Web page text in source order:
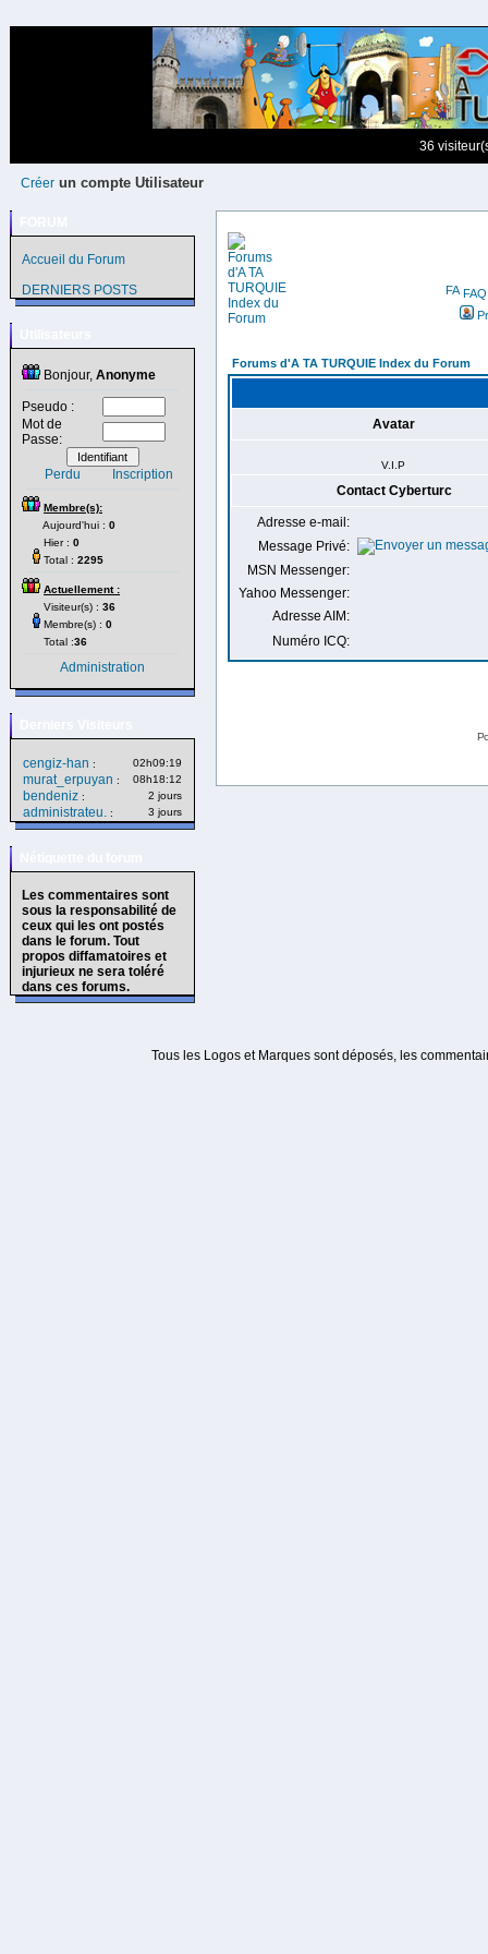
36
Créer un compte Utilisateur
Accueil du Forum
DERNIERS POSTS
Bonjour, Anonyme
Pseudo :
Mot de
Passe:
Perdu Inscription
Membre(s):
Aujourd'hui : 0
Hier : 0
Total : 2295
Actuellement :
Visiteur(s) : 36
Membre(s) : 0
Total :36
Administration
cengiz-han : 02h09:19
murat_erpuyan : 08h18:12
bendeniz : 2 jours
administrateu. : 3 jours
Les commentaires sont
sous la responsabilité de
ceux qui les ont postés
dans le forum. Tout
propos diffamatoires et
injurieux ne sera toléré
dans ces forums.
FAQ
Forums d'A TA TURQUIE Index du Forum
Avatar
V.I.P
Contact Cyberturc
Adresse e-mail:
Message Privé:
MSN Messenger:
Yahoo Messenger:
Adresse AIM:
Numéro ICQ:
Tous les Logos et Marques sont déposés, les